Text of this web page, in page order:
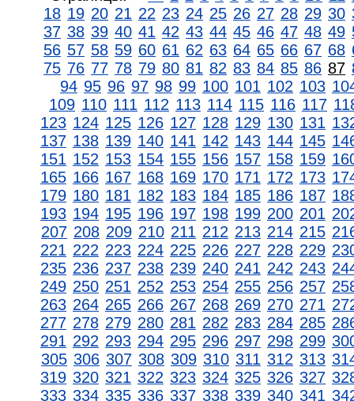
18 19 20 21 22 23 24 25 26 27 28 29 30
37 38 39 40 41 42 43 44 45 46 47 48 49
56 57 58 59 60 61 62 63 64 65 66 67 68
75 76 77 78 79 80 81 82 83 84 85 86 87
94 95 96 97 98 99 100 101 102 103
109 110 111 112 113 114 115 116 117
123 124 125 126 127 128 129 130 131
137 138 139 140 141 142 143 144 145
151 152 153 154 155 156 157 158 159
165 166 167 168 169 170 171 172 173
179 180 181 182 183 184 185 186 187
193 194 195 196 197 198 199 200 201
207 208 209 210 211 212 213 214 215
221 222 223 224 225 226 227 228 229
235 236 237 238 239 240 241 242 243
249 250 251 252 253 254 255 256 257
263 264 265 266 267 268 269 270 271
277 278 279 280 281 282 283 284 285
291 292 293 294 295 296 297 298 299
305 306 307 308 309 310 311 312 313
319 320 321 322 323 324 325 326 327
333 334 335 336 337 338 339 340 341